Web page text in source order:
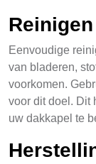
Reinigen
Eenvoudige
van bladeren,
voorkomen.
voor dit doel. Dit
uw dakkapel te